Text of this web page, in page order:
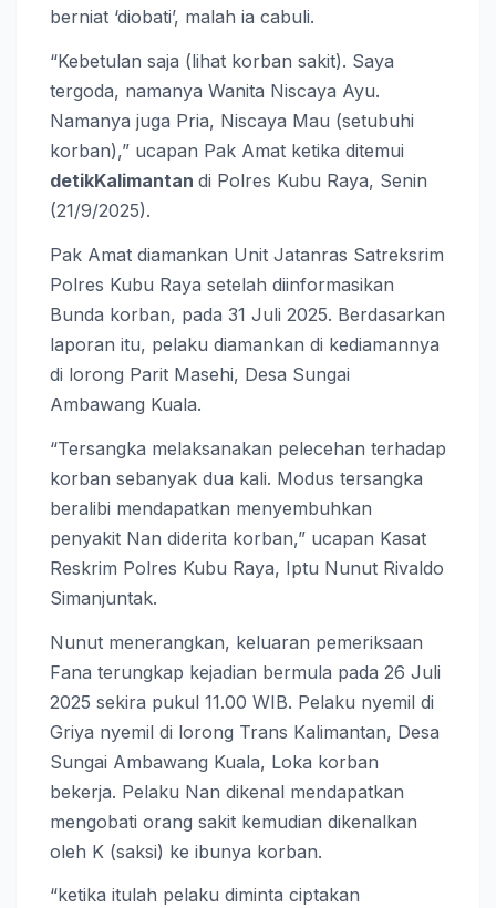
berniat ‘diobati’, malah ia cabuli.
“Kebetulan saja (lihat korban sakit). Saya
tergoda, namanya Wanita Niscaya Ayu.
Namanya juga Pria, Niscaya Mau (setubuhi
korban),” ucapan Pak Amat ketika ditemui
detikKalimantan di Polres Kubu Raya, Senin
(21/9/2025).
Pak Amat diamankan Unit Jatanras Satreksrim
Polres Kubu Raya setelah diinformasikan
Bunda korban, pada 31 Juli 2025. Berdasarkan
laporan itu, pelaku diamankan di kediamannya
di lorong Parit Masehi, Desa Sungai
Ambawang Kuala.
“Tersangka melaksanakan pelecehan terhadap
korban sebanyak dua kali. Modus tersangka
beralibi mendapatkan menyembuhkan
penyakit Nan diderita korban,” ucapan Kasat
Reskrim Polres Kubu Raya, Iptu Nunut Rivaldo
Simanjuntak.
Nunut menerangkan, keluaran pemeriksaan
Fana terungkap kejadian bermula pada 26 Juli
2025 sekira pukul 11.00 WIB. Pelaku nyemil di
Griya nyemil di lorong Trans Kalimantan, Desa
Sungai Ambawang Kuala, Loka korban
bekerja. Pelaku Nan dikenal mendapatkan
mengobati orang sakit kemudian dikenalkan
oleh K (saksi) ke ibunya korban.
“ketika itulah pelaku diminta ciptakan